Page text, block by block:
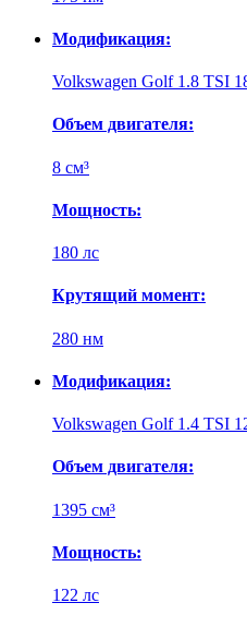
Модификация:
Volkswagen Golf 1.8 TSI
Объем двигателя:
8 см³
Мощность:
180 лс
Крутящий момент:
280 нм
Модификация:
Volkswagen Golf 1.4 TSI
Объем двигателя:
1395 см³
Мощность:
122 лс